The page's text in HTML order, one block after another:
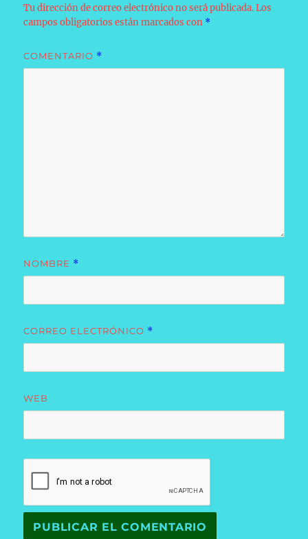
Tu dirección de correo electrónico no será publicada. Los
campos obligatorios están marcados con *
COMENTARIO *
NOMBRE *
CORREO ELECTRÓNICO *
WEB